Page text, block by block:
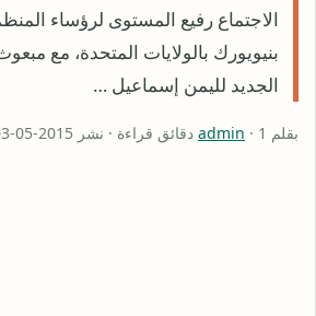
الاجتماع رفيع المستوى لرؤساء
بنيويورك بالولايات المتحدة، مع
الجديد لليمن إسماعيل …
بقلم admin · 1 دقائق قراءة · نشر 2015-05-03